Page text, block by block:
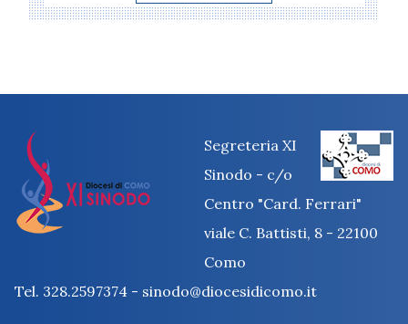
Segreteria XI
Sinodo - c/o
Centro "Card. Ferrari"
viale C. Battisti, 8 - 22100
Como
Tel. 328.2597374 - sinodo@diocesidicomo.it